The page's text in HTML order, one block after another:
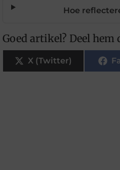
Hoe
Goed artikel? Deel hem
X (Twitter)